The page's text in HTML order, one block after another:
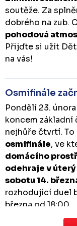
soutěže. Za
dobrého na zub.
pohodová
Přijďte si užít
na vás!
Osmifinále
Pondělí 23. února
koncem
nejhůře čtvrtí. To
osmifinále, ve
domácího
odehraje v
sobotu 14.
rozhodující duel
března od 18:00.